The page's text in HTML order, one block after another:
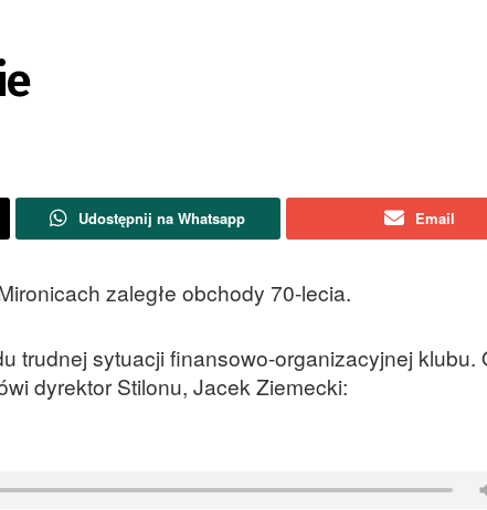
Udostępnij na Whatsapp Email
zaległe obchody 70-lecia.
trudnej sytuacji finansowo-organizacyjnej klubu.
dyrektor Stilonu, Jacek Ziemecki: